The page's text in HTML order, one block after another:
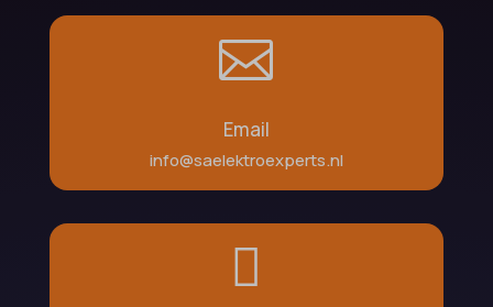

Email
info@saelektroexperts.nl
